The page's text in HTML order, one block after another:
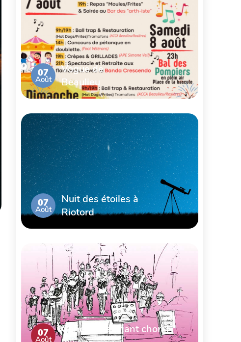
07
Août
Vogue de
Beaulieu
07
Août
Nuit des étoiles à
Riotord
07
Août
Concert de chant choral